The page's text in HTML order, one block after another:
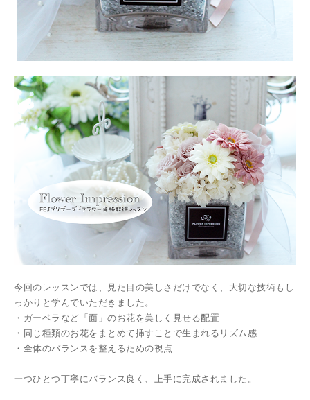
今回のレッスンでは、見た目の美しさだけでなく、大切な技術もし
っかりと学んでいただきました。
・ガーベラなど「面」のお花を美しく見せる配置
・同じ種類のお花をまとめて挿すことで生まれるリズム感
・全体のバランスを整えるための視点
一つひとつ丁寧にバランス良く、上手に完成されました。